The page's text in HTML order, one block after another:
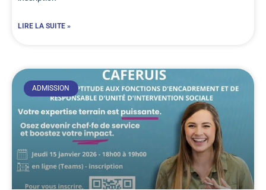
LIRE LA SUITE »
ADMISSION